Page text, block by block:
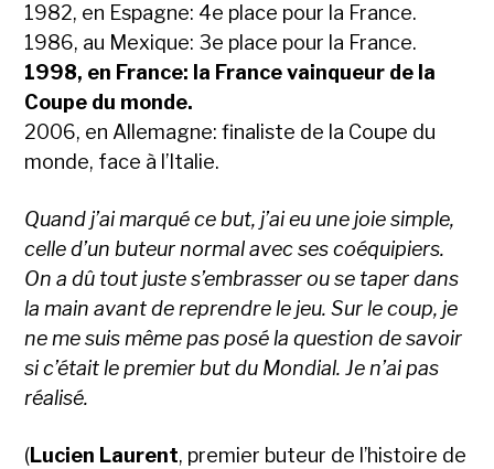
1982, en Espagne: 4e place pour la France.
1986, au Mexique: 3e place pour la France.
1998, en France: la France vainqueur de la
Coupe du monde.
2006, en Allemagne: finaliste de la Coupe du
monde, face à l’Italie.
Quand j’ai marqué ce but, j’ai eu une joie simple,
celle d’un buteur normal avec ses coéquipiers.
On a dû tout juste s’embrasser ou se taper dans
la main avant de reprendre le jeu. Sur le coup, je
ne me suis même pas posé la question de savoir
si c’était le premier but du Mondial. Je n’ai pas
réalisé.
(Lucien Laurent, premier buteur de l’histoire de